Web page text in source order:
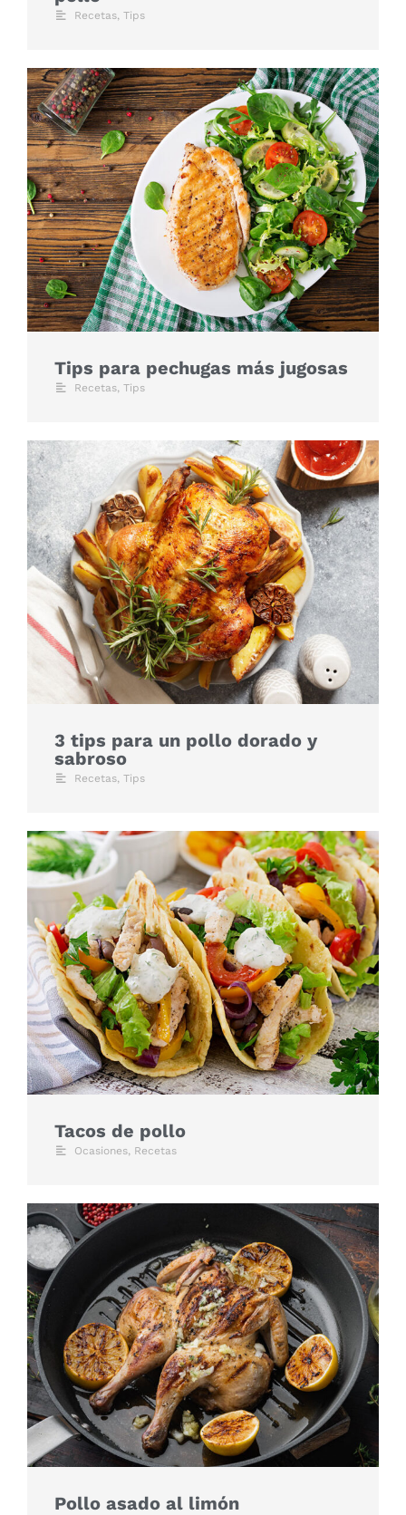
Recetas, Tips
Tips para pechugas más jugosas
Recetas, Tips
3 tips para un pollo dorado y
sabroso
Recetas, Tips
Tacos de pollo
Ocasiones, Recetas
Pollo asado al limón